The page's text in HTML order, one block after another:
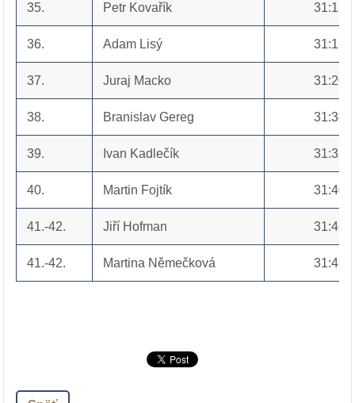
35. Petr Kovařík 31:12
36. Adam Lisý 31:17
37. Juraj Macko 31:20
38. Branislav Gereg 31:34
39. Ivan Kadlečík 31:35
40. Martin Fojtík 31:40
41.-42. Jiří Hofman 31:46
41.-42. Martina Němečková 31:46